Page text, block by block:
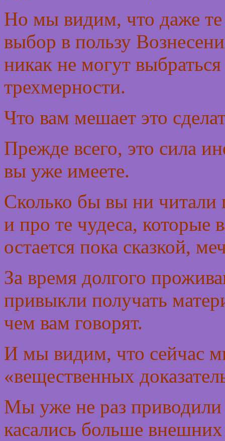
Но мы видим, что даже те
выбор в пользу
никак не могут
трехмерности.
Что вам мешает это
Прежде всего, это сила
вы уже имеете.
Сколько бы вы ни
и про те чудеса, которые
остается пока сказкой,
За время долгого
привыкли получать
чем вам говорят.
И мы видим, что сейчас
«вещественных
Мы уже не раз приводили
касались больше